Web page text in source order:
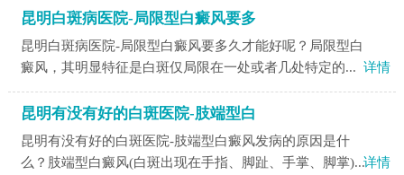
昆明白斑病医院-局限型白癜风要多
昆明白斑病医院-局限型白癜风要多久才能好呢？局限型白
癜风，其明显特征是白斑仅局限在一处或者几处特定的... 详情
昆明有没有好的白斑医院-肢端型白
昆明有没有好的白斑医院-肢端型白癜风发病的原因是什
么？肢端型白癜风(白斑出现在手指、脚趾、手掌、脚掌)...详情